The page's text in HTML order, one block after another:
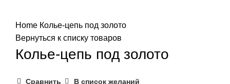
Home Колье-цепь под золото
Вернуться к списку товаров
Колье-цепь под золото
Сравнить В список желаний